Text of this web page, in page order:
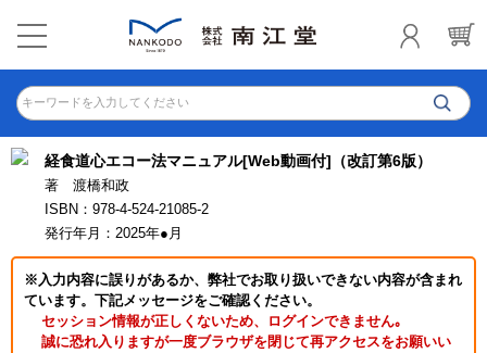
キーワードを入力してください
経食道心エコー法マニュアル[Web動画付]（改訂第6版）
著 渡橋和政
ISBN：978-4-524-21085-2
発行年月：2025年●月
※入力内容に誤りがあるか、弊社でお取り扱いできない内容が含まれ
ています。下記メッセージをご確認ください。
セッション情報が正しくないため、ログインできません｡
誠に恐れ入りますが一度ブラウザを閉じて再アクセスをお願いい